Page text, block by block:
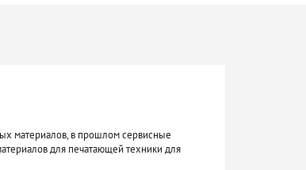
материалов, в прошлом сервисные
для печатающей техники для